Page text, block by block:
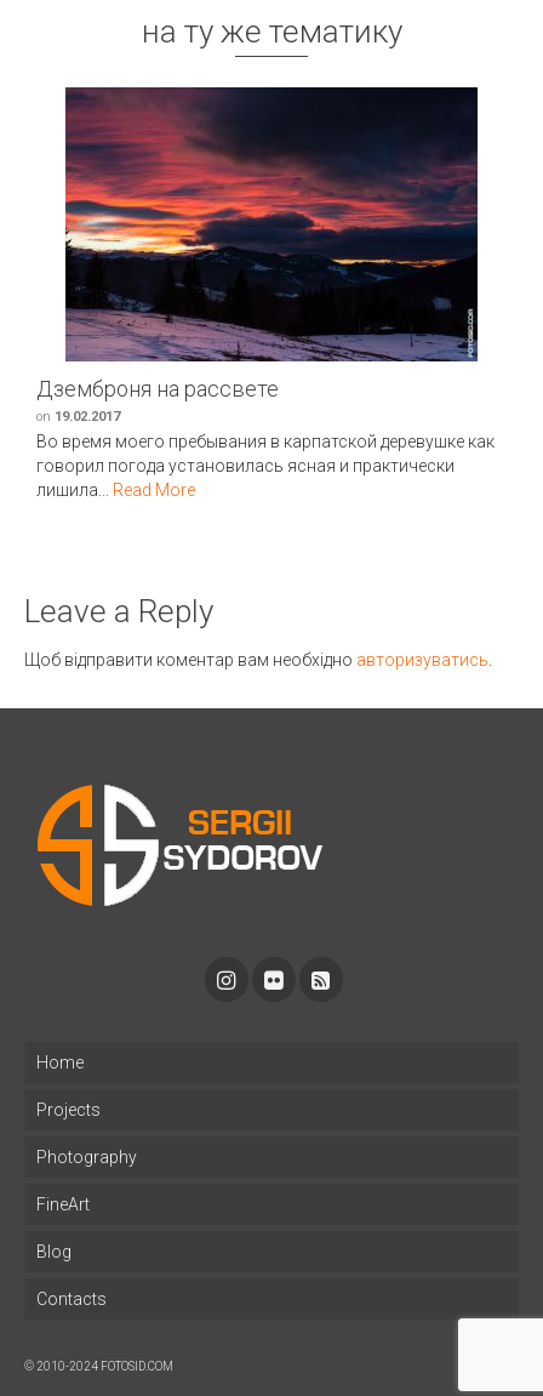
на ту же тематику
Дземброня на рассвете
on 19.02.2017
Во время моего пребывания в карпатской деревушке как
говорил погода установилась ясная и практически
лишила... Read More
Leave a Reply
Щоб відправити коментар вам необхідно авторизуватись
Home
Projects
Photography
FineArt
Blog
Contacts
© 2010-2024 FOTOSID.COM